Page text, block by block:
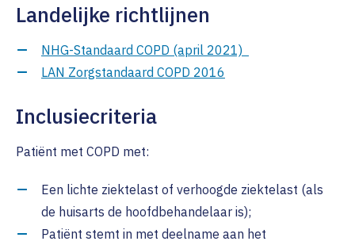
Landelijke richtlijnen
NHG-Standaard COPD (april 2021)
LAN Zorgstandaard COPD 2016
Inclusiecriteria
Patiënt met COPD met:
Een lichte ziektelast of verhoogde ziektelast (als
de huisarts de hoofdbehandelaar is);
Patiënt stemt in met deelname aan het